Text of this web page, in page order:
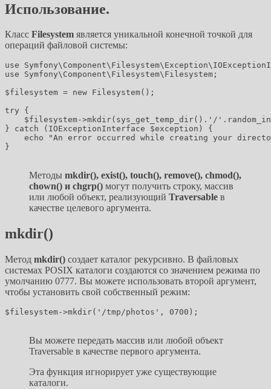
Использование.
Класс Filesystem является уникальной конечной точкой для
операций файловой системы:
use
use Symfony\Component\Filesystem\Filesystem;
$filesystem = new Filesystem();
try {
$filesystem->mkdir(sys_get_temp_dir().'/
} catch (IOExceptionInterface $exception) {
echo "An error occurred while creating your
}
Методы mkdir(), exist(), touch(), remove(), chmod(),
chown() и chgrp() могут получить строку, массив
или любой объект, реализующий Traversable в
качестве целевого аргумента.
mkdir()
Метод mkdir() создает каталог рекурсивно. В файловых
системах POSIX каталоги создаются со значением режима по
умолчанию 0777. Вы можете использовать второй аргумент,
чтобы установить свой собственный режим:
$filesystem->mkdir('/tmp/photos', 0700);
Вы можете передать массив или любой объект
Traversable в качестве первого аргумента.
Эта функция игнорирует уже существующие
каталоги.